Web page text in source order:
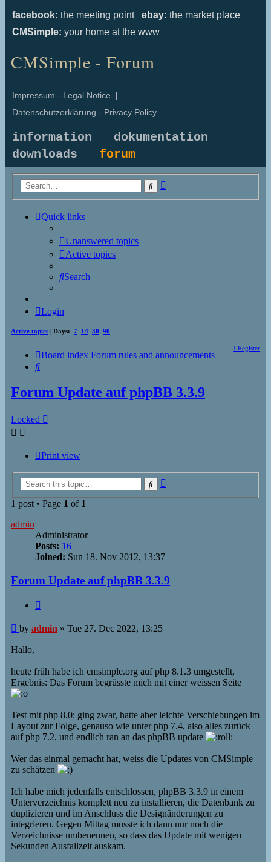
facebook: the meeting point ebay: the market place
CMSimple: your home at the www
CMSimple - Forum
Impressum - Legal Notice |
Datenschutzerklärung - Privacy Policy
information
dokumentation
downloads forum
Search
Quick links
Unanswered topics
Active topics
Search
Login
Active topics | Days: 7 14 30 90
Register
Board index Forum rules and announcements
Search
Forum Update auf phpBB 3.3.9
Locked
Print view
Search
1 post • Page 1 of 1
admin
Administrator
Posts: 16
Joined: Sun 18. Nov 2012, 13:37
Forum Update auf phpBB 3.3.9
Post
by admin » Tue 27. Dec 2022, 13:25
Hallo,
heute früh habe ich cmsimple.org auf php 8.1.3 umgestellt,
Ergebnis: Das Forum begrüsste mich mit einer weissen Seite
Test mit php 8.0: ging zwar, hatte aber leichte Verschiebungen im
Layout zur Folge, genauso wie unter php 7.4, also alles zurück
auf php 7.2, und endlich ran an das phpBB update
Wer das einmal gemacht hat, weiss die Updates von CMSimple
zu schätzen
Ich habe mich jedenfalls entschlossen, phpBB 3.3.9 in einem
Unterverzeichnis komplett neu zu installieren, die Datenbank zu
duplizieren und im Anschluss die Designänderungen zu
integrieren. Gegen Mittag musste ich dann nur noch die
Verzeichnisse umbenennen, so dass das Update mit wenigen
Sekunden Ausfallzeit auskam.